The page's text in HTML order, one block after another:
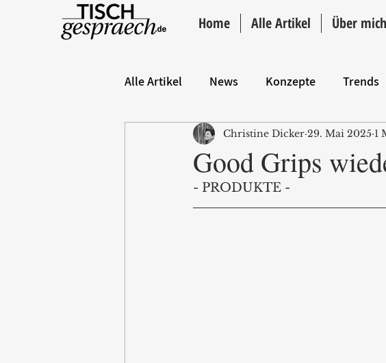
Home Alle Artikel Über mich
Alle Artikel News Konzepte Trends
Hintergrund ANZEIGE Intro
Good Grips
Christine Dicker 29. Mai 2025 1
- PRODUKTE -